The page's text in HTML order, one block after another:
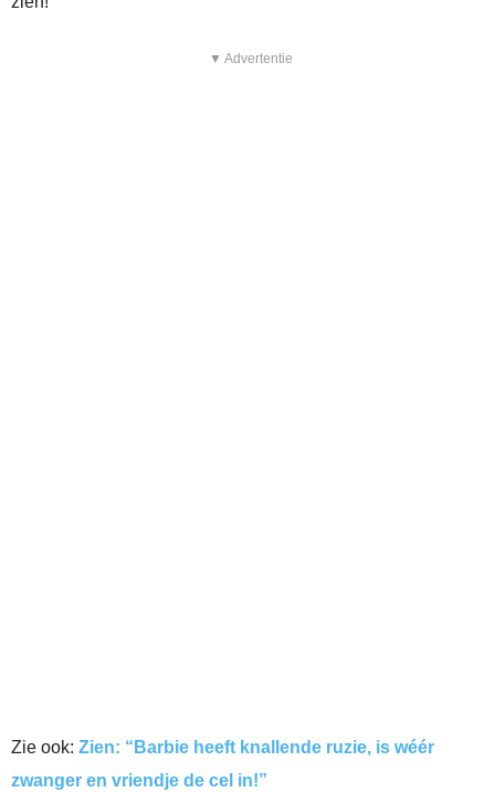
▼ Advertentie
Zie ook: Zien: “Barbie heeft knallende ruzie, is wéér
zwanger en vriendje de cel in!”